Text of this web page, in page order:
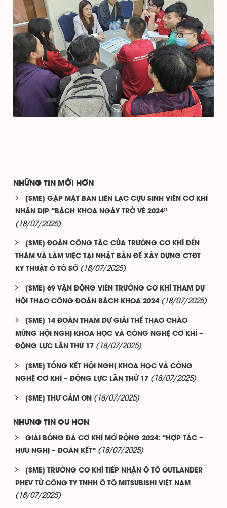
NHỮNG TIN MỚI HƠN
[SME] GẶP MẶT BAN LIÊN LẠC CỰU SINH VIÊN CƠ KHÍ
NHÂN DỊP “BÁCH KHOA NGÀY TRỞ VỀ 2024”
(18/07/2025)
[SME] ĐOÀN CÔNG TÁC CỦA TRƯỜNG CƠ KHÍ ĐẾN
THĂM VÀ LÀM VIỆC TẠI NHẬT BẢN ĐỂ XÂY DỰNG CTĐT
KỸ THUẬT Ô TÔ SỐ (18/07/2025)
[SME] 69 VẬN ĐỘNG VIÊN TRƯỜNG CƠ KHÍ THAM DỰ
HỘI THAO CÔNG ĐOÀN BÁCH KHOA 2024 (18/07/2025)
[SME] 14 ĐOÀN THAM DỰ GIẢI THỂ THAO CHÀO
MỪNG HỘI NGHỊ KHOA HỌC VÀ CÔNG NGHỆ CƠ KHÍ –
ĐỘNG LỰC LẦN THỨ 17 (18/07/2025)
[SME] TỔNG KẾT HỘI NGHỊ KHOA HỌC VÀ CÔNG
NGHỆ CƠ KHÍ – ĐỘNG LỰC LẦN THỨ 17 (18/07/2025)
[SME] THƯ CẢM ƠN (18/07/2025)
NHỮNG TIN CŨ HƠN
GIẢI BÓNG ĐÁ CƠ KHÍ MỞ RỘNG 2024: “HỢP TÁC –
HỮU NGHỊ – ĐOÀN KẾT” (18/07/2025)
[SME] TRƯỜNG CƠ KHÍ TIẾP NHẬN Ô TÔ OUTLANDER
PHEV TỪ CÔNG TY TNHH Ô TÔ MITSUBISHI VIỆT NAM
(18/07/2025)